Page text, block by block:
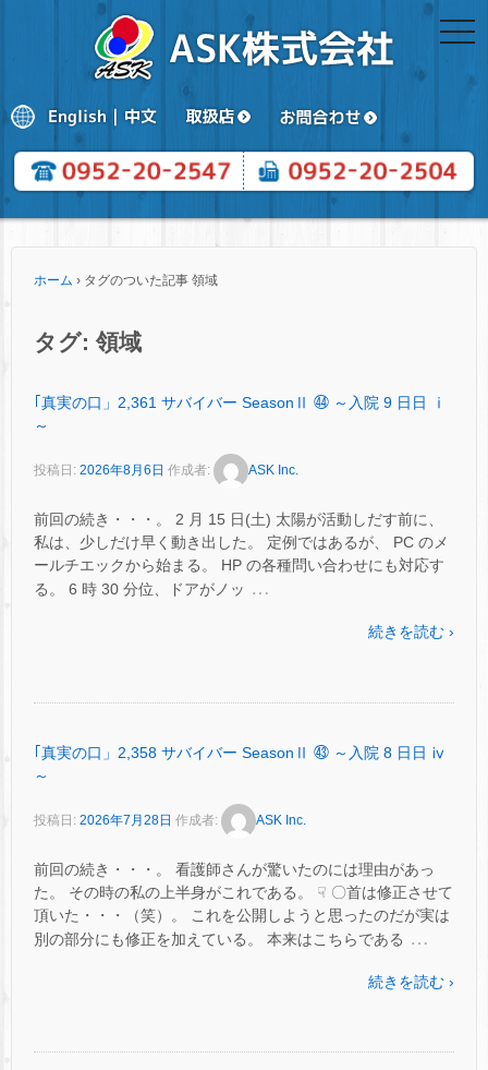
ホーム › タグのついた記事 領域
タグ: 領域
｢真実の口」2,361 サバイバー SeasonⅡ ㊹ ～入院 9 日日 ⅰ
～
投稿日: 2026年8月6日 作成者: ASK Inc.
前回の続き・・・。 2 月 15 日(土) 太陽が活動しだす前に、
私は、少しだけ早く動き出した。 定例ではあるが、 PC のメ
ールチエックから始まる。 HP の各種問い合わせにも対応す
る。 6 時 30 分位、ドアがノッ …
続きを読む ›
｢真実の口」2,358 サバイバー SeasonⅡ ㊸ ～入院 8 日日 ⅳ
～
投稿日: 2026年7月28日 作成者: ASK Inc.
前回の続き・・・。 看護師さんが驚いたのには理由があっ
た。 その時の私の上半身がこれである。 ☟ 〇首は修正させて
頂いた・・・（笑）。 これを公開しようと思ったのだが実は
別の部分にも修正を加えている。 本来はこちらである …
続きを読む ›